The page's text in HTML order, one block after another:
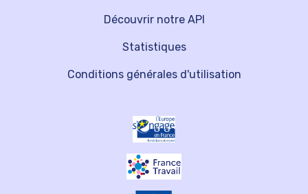
Découvrir notre API
Statistiques
Conditions générales d'utilisation